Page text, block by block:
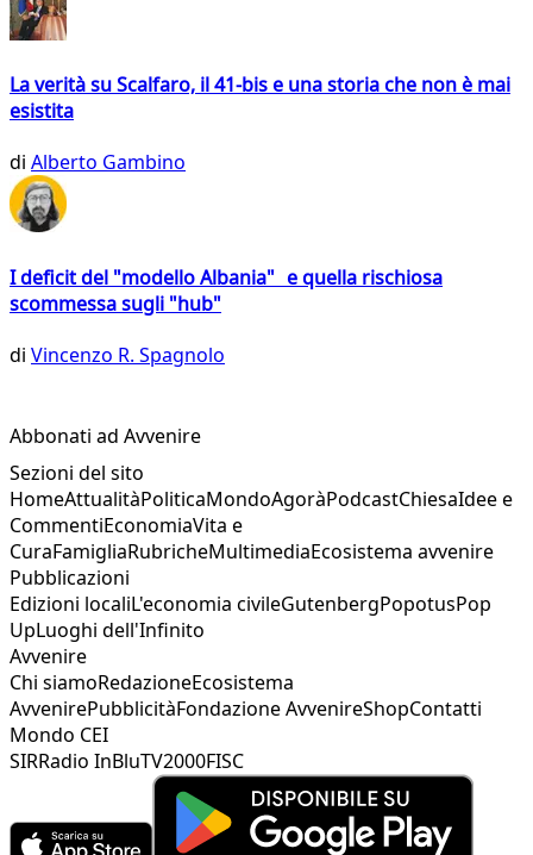
La verità su Scalfaro, il 41-bis e una storia che non è mai
esistita
di Alberto Gambino
I deficit del "modello Albania" e quella rischiosa
scommessa sugli "hub"
di Vincenzo R. Spagnolo
Abbonati ad Avvenire
Sezioni del sito
HomeAttualitàPoliticaMondoAgoràPodcastChiesaIdee e
CommentiEconomiaVita e
CuraFamigliaRubricheMultimediaEcosistema avvenire
Pubblicazioni
Edizioni localiL'economia civileGutenbergPopotusPop
UpLuoghi dell'Infinito
Avvenire
Chi siamoRedazioneEcosistema
AvvenirePubblicitàFondazione AvvenireShopContatti
Mondo CEI
SIRRadio InBluTV2000FISC